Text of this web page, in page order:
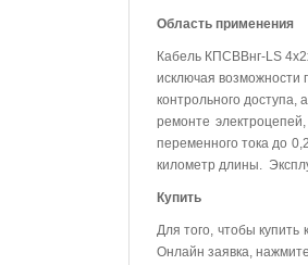
Область применения
Кабель КПСВВнг-LS
исключая возможности
контрольного доступа,
ремонте
переменного тока до
километр длины.
Купить
Для того, чтобы купить
Онлайн заявка,